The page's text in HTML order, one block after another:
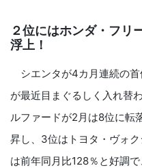
２位にはホンダ・フリ
浮上！
シエンタが4カ月連続の
が最近目まぐるしく入れ替
ルファードが2月は8位に転
昇し、3位はトヨタ・ヴォ
は前年同月比128％と好調